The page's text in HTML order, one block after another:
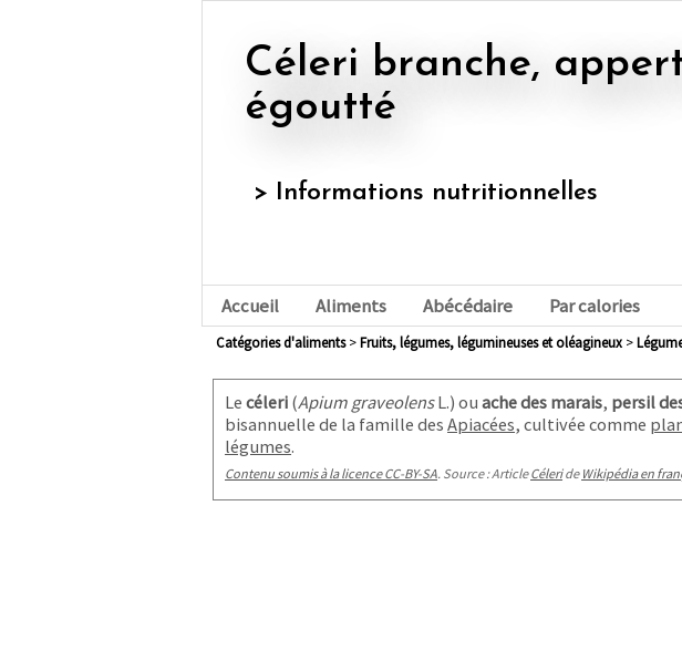
Céleri branche, appertisé,
égoutté
> Informations nutritionnelles
Accueil Aliments Abécédaire Par calories
Catégories d'aliments> fruits, légumes, légumineuses et oléagineux>
Lecéleri (Apium graveolensL.) ouache des marais, persil
bisannuelle de la famille desApiacées, cultivée comme
légumes.
Contenu soumis à la licence CC-BY-SA. Source : ArticleCéleride Wikipédia en